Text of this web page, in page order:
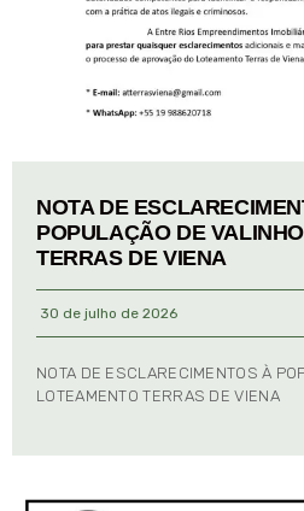
NOTA DE
POPULAÇÃO DE
TERRAS DE VIENA
30 de julho de 2026
NOTA DE ESCLARECIMENTOS À
LOTEAMENTO TERRAS DE VIENA